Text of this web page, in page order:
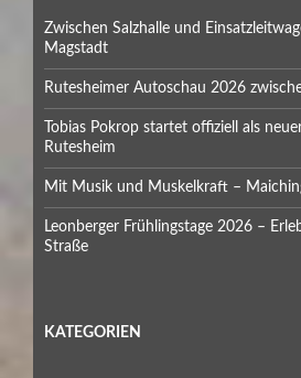
Zwischen Salzhalle und
Magstadt
Rutesheimer Autoschau 2026
Tobias Pokrop startet offiziell als
Rutesheim
Mit Musik und Muskelkraft –
Leonberger Frühlingstage 2026 –
Straße
KATEGORIEN